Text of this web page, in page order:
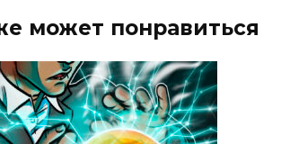
может понравиться